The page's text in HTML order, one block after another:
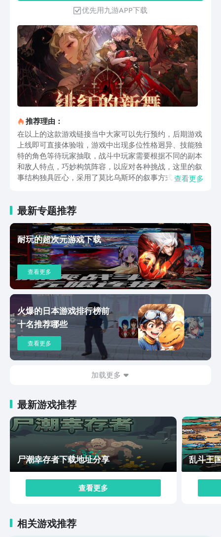
优先用九游APP下载
推荐理由：
在以上的这款游戏链接当中大家可以先行预约，后期游戏
上线即可直接体验啦，游戏中出现多位性格迥异、技能独
特的角色等待玩家抽取，战斗中玩家需要根据不同的副本
和敌人特点，巧妙构筑阵容，以应对各种挑战，这里的叙
事结构独具匠心，采用了莫比乌斯环的叙事方式，将七个
蝴蝶效应，对势力格局的演变产生影响，同时，方还将每
个故事章节编排得如同舞台剧一般，让玩家能够完全沉浸
在角色扮演之中，体验每一个故事线带来的后果。在视觉
呈现上，场景中的细节之处暗含了127处可交互的世界观
线索，等待着玩家去发掘和探索，每一场BOSS战更是精
心设计了专属的舞台机关，比如旋转彩窗光影阵等，而角
色的奥义演出则融入了各自的性格符号，如贵族吸血鬼释
放的玫瑰血刃特效，不仅华丽夺目，更深刻地展现了角色
的个性。银与绯下载方法介绍完啦，现在大家记得先去预
约起来哦，喜欢实时QTE系统玩法的大家一定不要错过，
这款游戏中的互动性还是可以满足很多玩家的，这种结合
了策略、叙事、视觉和互动的多元设计游戏，肯定是很多
玩家想要体验的哦。
查看更多
最新专题推荐
耐玩的超次元游戏下载
查看更多
火爆的日本游戏排行榜前
十名推荐哪些
查看更多
加载更多
最新游戏推荐
尸潮幸存者下载地址分享
查看更多
乱斗王
相关游戏推荐